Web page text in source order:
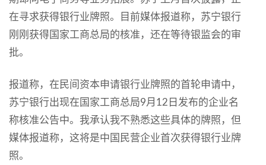
在寻求获得银行业牌照。目前媒体报道称，苏宁银行
刚刚获得国家工商总局的核准，还在等待银监会的审
批。
报道称，在民间资本申请银行业牌照的首轮申请中，
苏宁银行出现在国家工商总局9月12日发布的企业名
称核准公告中。我承认我不熟悉这些具体的牌照，但
媒体报道称，这将是中国民营企业首次获得银行业牌
照。